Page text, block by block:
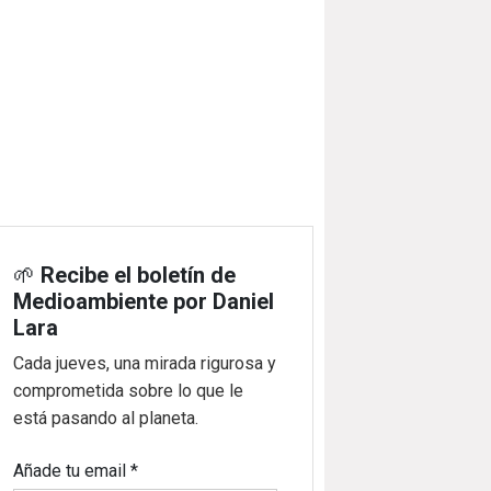
🌱 Recibe el boletín de
Medioambiente por Daniel
Lara
Cada jueves, una mirada rigurosa y
comprometida sobre lo que le
está pasando al planeta.
Añade tu email*